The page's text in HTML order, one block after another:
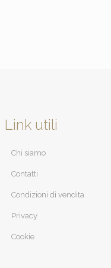
Link utili
Chi siamo
Contatti
Condizioni di vendita
Privacy
Cookie